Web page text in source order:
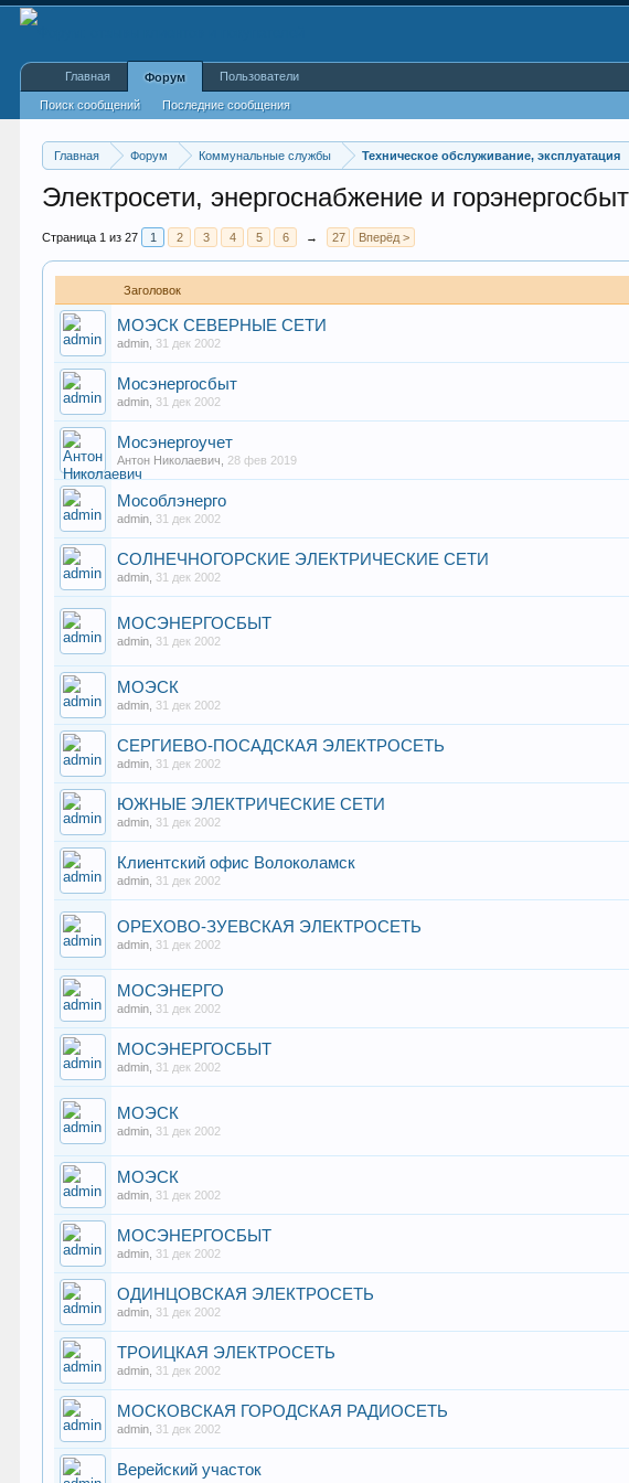
Главная Форум Коммунальные службы Техническое обслуживание, эксплуатация
Электросети, энергоснабжение и
Страница 1 из 27 1 2 3 4 5 6 → 27 Вперёд >
Заголовок
МОЭСК СЕВЕРНЫЕ СЕТИ
admin 31 дек 2002
Мосэнергосбыт
admin 31 дек 2002
Мосэнергоучет
Антон Николаевич 28 фев 2019
Мособлэнерго
admin 31 дек 2002
СОЛНЕЧНОГОРСКИЕ ЭЛЕКТРИЧЕСКИЕ СЕТИ
admin 31 дек 2002
МОСЭНЕРГОСБЫТ
admin 31 дек 2002
МОЭСК
admin 31 дек 2002
СЕРГИЕВО-ПОСАДСКАЯ ЭЛЕКТРОСЕТЬ
admin 31 дек 2002
ЮЖНЫЕ ЭЛЕКТРИЧЕСКИЕ СЕТИ
admin 31 дек 2002
Клиентский офис Волоколамск
admin 31 дек 2002
ОРЕХОВО-ЗУЕВСКАЯ ЭЛЕКТРОСЕТЬ
admin 31 дек 2002
МОСЭНЕРГО
admin 31 дек 2002
МОСЭНЕРГОСБЫТ
admin 31 дек 2002
МОЭСК
admin 31 дек 2002
МОЭСК
admin 31 дек 2002
МОСЭНЕРГОСБЫТ
admin 31 дек 2002
ОДИНЦОВСКАЯ ЭЛЕКТРОСЕТЬ
admin 31 дек 2002
ТРОИЦКАЯ ЭЛЕКТРОСЕТЬ
admin 31 дек 2002
МОСКОВСКАЯ ГОРОДСКАЯ РАДИОСЕТЬ
admin 31 дек 2002
Верейский участок
Главная Форум
Поиск сообщений Последние сообщения
Пользователи